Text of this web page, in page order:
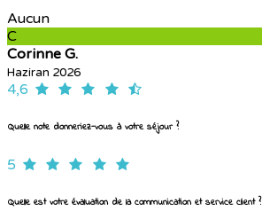
Aucun
C
Corinne G.
Haziran 2026
4,6
Quelle note donneriez-vous à votre séjour ?
5
Quelle est votre évaluation de la communication et service client ?